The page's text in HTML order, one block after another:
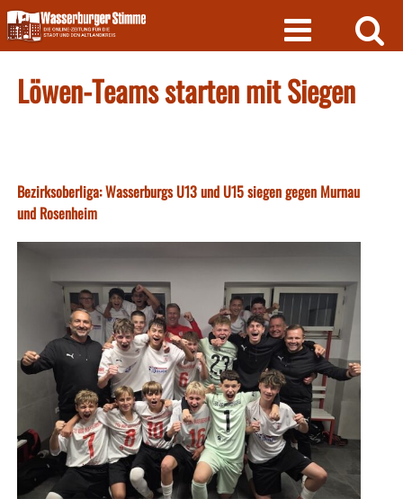
Skip
to
content
Löwen-Teams starten mit Siegen
Bezirksoberliga: Wasserburgs U13 und U15 siegen gegen Murnau
und Rosenheim